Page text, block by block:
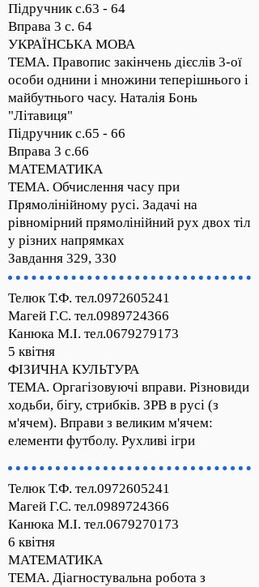
Підручник с.63 - 64
Вправа 3 с. 64
УКРАЇНСЬКА МОВА
ТЕМА. Правопис закінчень дієслів 3-ої
особи однини і множини теперішнього і
майбутнього часу. Наталія Бонь
"Літавиця"
Підручник с.65 - 66
Вправа 3 с.66
МАТЕМАТИКА
ТЕМА. Обчислення часу при
Прямолінійному русі. Задачі на
рівномірний прямолінійний рух двох тіл
у різних напрямках
Завдання 329, 330
Телюк Т.Ф. тел.0972605241
Магей Г.С. тел.0989724366
Канюка М.І. тел.0679279173
5 квітня
ФІЗИЧНА КУЛЬТУРА
ТЕМА. Оргагізовуючі вправи. Різновиди
ходьби, бігу, стрибків. ЗРВ в русі (з
м'ячем). Вправи з великим м'ячем:
елементи футболу. Рухливі ігри
Телюк Т.Ф. тел.0972605241
Магей Г.С. тел.0989724366
Канюка М.І. тел.0679270173
6 квітня
МАТЕМАТИКА
ТЕМА. Діагностувальна робота з